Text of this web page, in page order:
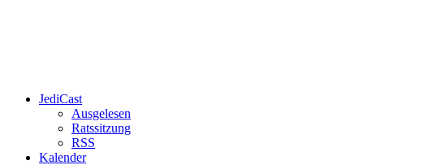
JediCast
Ausgelesen
Ratssitzung
RSS
Kalender